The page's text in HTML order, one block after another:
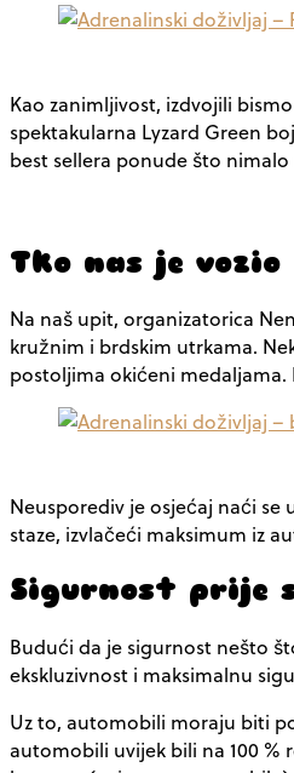
Kao zanimljivost, izdvojili
spektakularna Lyzard Green
best sellera ponude što
Tko nas je vozio
Na naš upit, organizatorica
kružnim i brdskim utrkama.
postoljima okićeni
Neusporediv je osjećaj naći
staze, izvlačeći maksimum iz
Sigurnost prije
Budući da je sigurnost nešto
ekskluzivnost i maksimalnu
Uz to, automobili moraju biti
automobili uvijek bili na 100